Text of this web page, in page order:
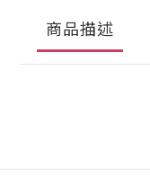
商品描述